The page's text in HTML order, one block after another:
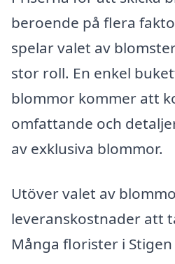
beroende på flera
spelar valet av
stor roll. En enkel
blommor kommer att
omfattande och
av exklusiva blommor.
Utöver valet av
leveranskostnader att
Många florister i